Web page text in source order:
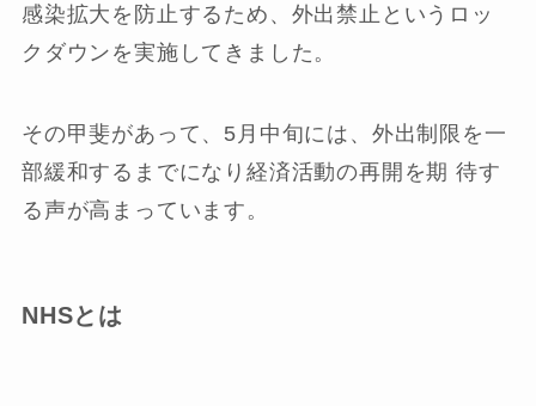
感染拡大を防止するため、外出禁止というロッ
クダウンを実施してきました。
その甲斐があって、5月中旬には、外出制限を一
部緩和するまでになり経済活動の再開を期 待す
る声が高まっています。
NHSとは